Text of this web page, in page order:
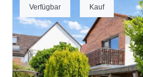
Verfügbar Kauf